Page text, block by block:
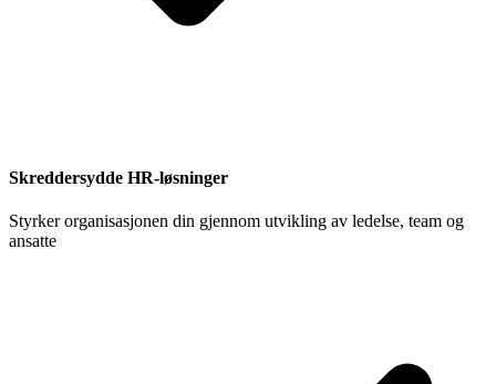
Skreddersydde HR-løsninger
Styrker organisasjonen din gjennom utvikling av ledelse, team og
ansatte